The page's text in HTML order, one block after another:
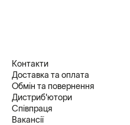
Контакти
Доставка та оплата
Обмін та повернення
Дистриб'ютори
Співпраця
Вакансії